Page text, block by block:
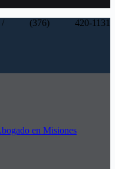
420-1131
en Misiones